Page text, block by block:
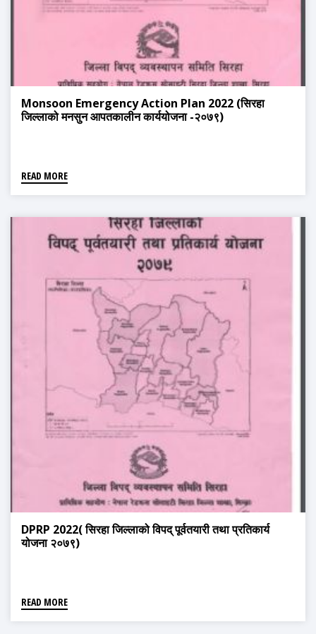
Monsoon Emergency Action Plan 2022 (सिरहा
जिल्लाको मनसुन आपतकालीन कार्ययोजना -२०७९)
READ MORE
DPRP 2022( सिरहा जिल्लाको विपद् पूर्वतयारी तथा प्रतिकार्य
योजना २०७९)
READ MORE